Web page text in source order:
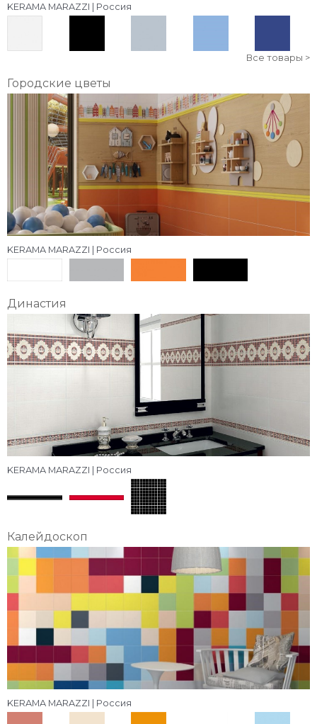
KERAMA MARAZZI | Россия
Все товары >
Городские цветы
KERAMA MARAZZI | Россия
Династия
KERAMA MARAZZI | Россия
Калейдоскоп
KERAMA MARAZZI | Россия